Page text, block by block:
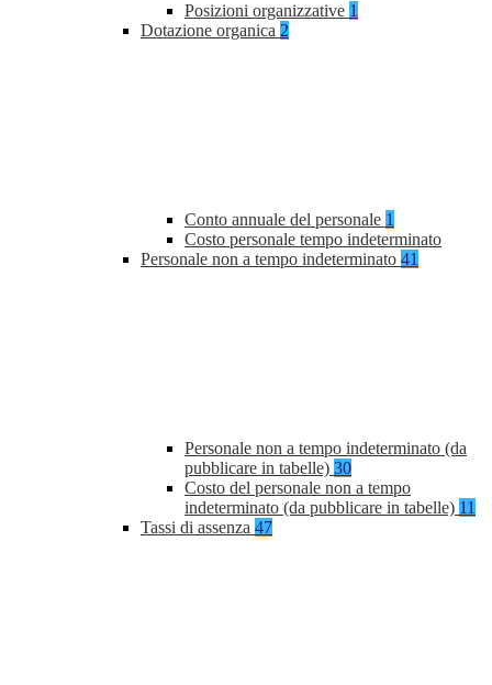
Posizioni organizzative 1
Dotazione organica 2
Conto annuale del personale 1
Costo personale tempo indeterminato
Personale non a tempo indeterminato 41
Personale non a tempo indeterminato (da
pubblicare in tabelle) 30
Costo del personale non a tempo
indeterminato (da pubblicare in tabelle) 11
Tassi di assenza 47